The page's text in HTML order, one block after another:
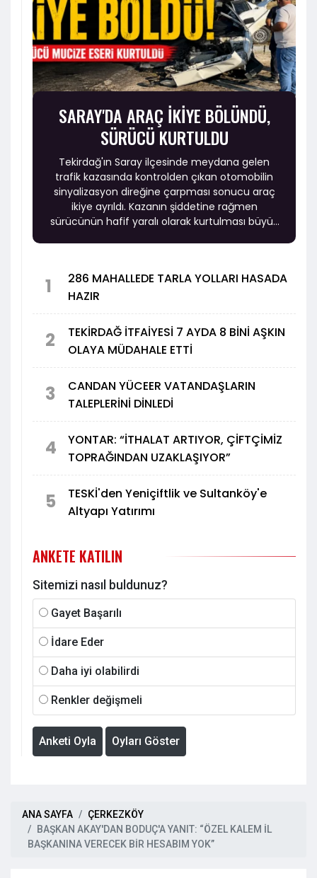
SARAY'DA ARAÇ İKİYE BÖLÜNDÜ,
SÜRÜCÜ KURTULDU
Tekirdağ'ın Saray ilçesinde meydana gelen
trafik kazasında kontrolden çıkan otomobilin
sinyalizasyon direğine çarpması sonucu araç
ikiye ayrıldı. Kazanın şiddetine rağmen
sürücünün hafif yaralı olarak kurtulması büyük
1
286 MAHALLEDE TARLA YOLLARI HASADA
HAZIR
2
TEKİRDAĞ İTFAİYESİ 7 AYDA 8 BİNİ AŞKIN
OLAYA MÜDAHALE ETTİ
3
CANDAN YÜCEER VATANDAŞLARIN
TALEPLERİNİ DİNLEDİ
4
YONTAR: “İTHALAT ARTIYOR, ÇİFTÇİMİZ
TOPRAĞINDAN UZAKLAŞIYOR”
5
TESKİ'den Yeniçiftlik ve Sultanköy'e
Altyapı Yatırımı
ANKETE KATILIN
Sitemizi nasıl buldunuz?
Gayet Başarılı
İdare Eder
Daha iyi olabilirdi
Renkler değişmeli
Anketi Oyla Oyları Göster
ANA SAYFA
ÇERKEZKÖY
BAŞKAN AKAY'DAN BODUÇ'A YANIT: “ÖZEL KALEM İL
BAŞKANINA VERECEK BİR HESABIM YOK”